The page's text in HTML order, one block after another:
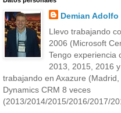
Demian
Llevo trabajando
2006 (Microsoft
Tengo experiencia
2013, 2015, 2016
trabajando en Axazure
Dynamics CRM 8 veces
(2013/2014/2015/2016/2017/